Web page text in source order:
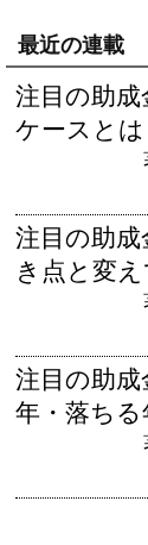
最近の連載
注目の助
ケースとは
注目の助
き点と変
注目の助
年・落ち